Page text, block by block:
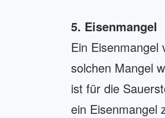
5. Eisenmangel
Ein
solchen Mangel
ist für die
ein Eisenmangel